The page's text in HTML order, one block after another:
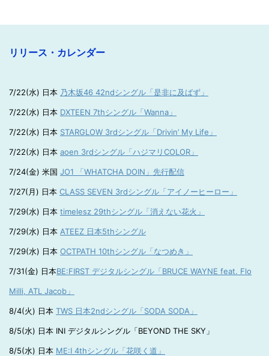
リリース・カレンダー
7/22(水) 日本 乃木坂46 42ndシングル「是非に及ばず」
7/22(水) 日本 DXTEEN 7thシングル「Wanna」
7/22(水) 日本 STARGLOW 3rdシングル「Drivin’ My Life」
7/22(水) 日本 aoen 3rdシングル「ハジマリCOLOR」
7/24(金) 米国 JO1 「WHATCHA DOIN」先行配信
7/27(月) 日本 CLASS SEVEN 3rdシングル「アイノーヒーロー」
7/29(水) 日本 timelesz 29thシングル「消えない花火」
7/29(水) 日本 ATEEZ 日本5thシングル
7/29(水) 日本 OCTPATH 10thシングル「なつめき」
7/31(金) 日本BE:FIRST デジタルシングル「BRUCE WAYNE feat. Flo
Milli, ATL Jacob」
8/4(火) 日本 TWS 日本2ndシングル「SODA SODA」
8/5(水) 日本 INI デジタルシングル「BEYOND THE SKY」
8/5(水) 日本 ME:I 4thシングル「花咲く道」